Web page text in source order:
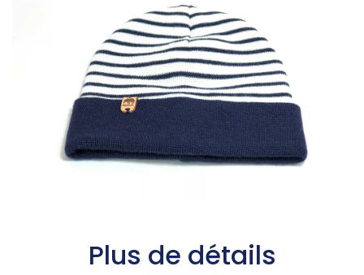
Plus de détails